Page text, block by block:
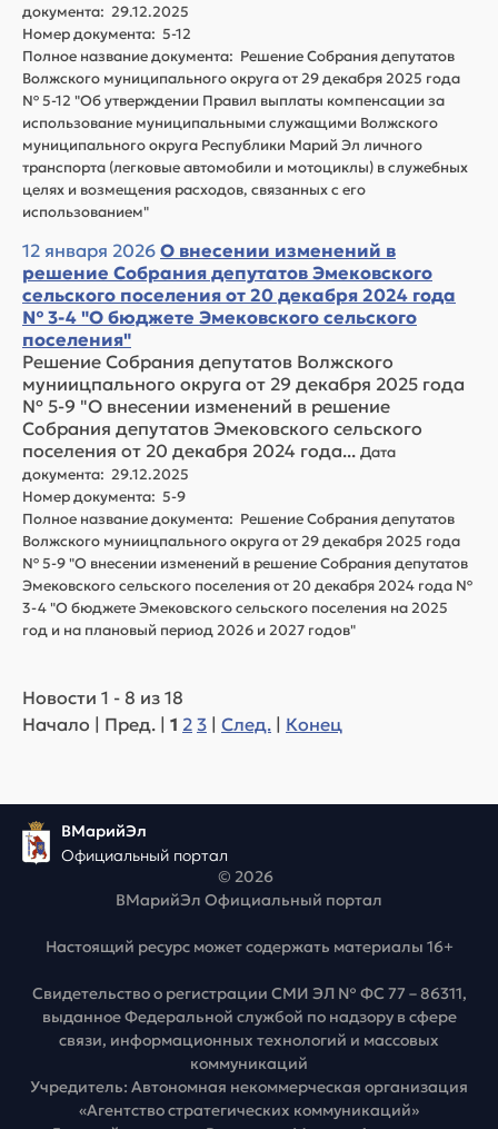
документа: 29.12.2025
Номер документа: 5-12
Полное название документа: Решение Собрания депутатов
Волжского муниципального округа от 29 декабря 2025 года
№ 5-12 "Об утверждении Правил выплаты компенсации за
использование муниципальными служащими Волжского
муниципального округа Республики Марий Эл личного
транспорта (легковые автомобили и мотоциклы) в служебных
целях и возмещения расходов, связанных с его
использованием"
12 января 2026 О внесении изменений в
решение Собрания депутатов Эмековского
сельского поселения от 20 декабря 2024 года
№ 3-4 "О бюджете Эмековского сельского
поселения"
Решение Собрания депутатов Волжского
муниицпального округа от 29 декабря 2025 года
№ 5-9 "О внесении изменений в решение
Собрания депутатов Эмековского сельского
поселения от 20 декабря 2024 года... Дата
документа: 29.12.2025
Номер документа: 5-9
Полное название документа: Решение Собрания депутатов
Волжского муниицпального округа от 29 декабря 2025 года
№ 5-9 "О внесении изменений в решение Собрания депутатов
Эмековского сельского поселения от 20 декабря 2024 года №
3-4 "О бюджете Эмековского сельского поселения на 2025
год и на плановый период 2026 и 2027 годов"
Новости 1 - 8 из 18
Начало | Пред. | 1 2 3 | След. | Конец
ВМарийЭл
Официальный портал
© 2026
ВМарийЭл Официальный портал
Настоящий ресурс может содержать материалы 16+
Свидетельство о регистрации СМИ ЭЛ № ФС 77 – 86311,
выданное Федеральной службой по надзору в сфере
связи, информационных технологий и массовых
коммуникаций
Учредитель: Автономная некоммерческая организация
«Агентство стратегических коммуникаций»